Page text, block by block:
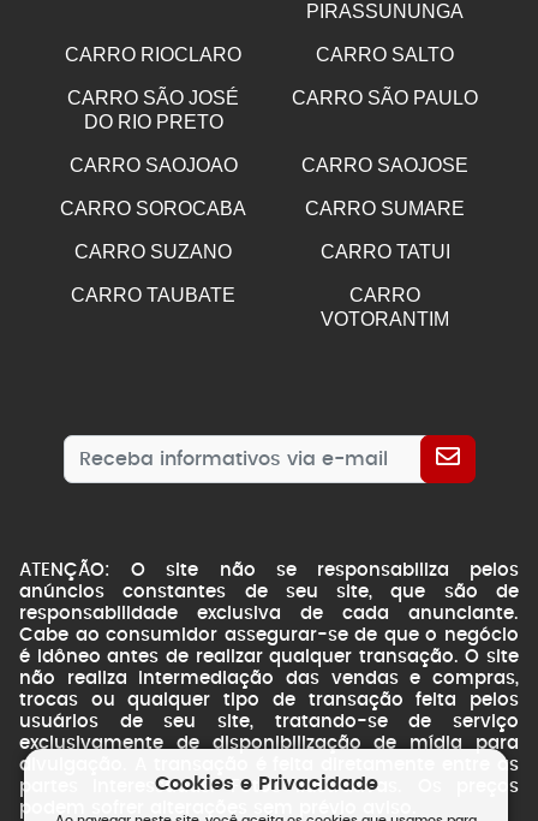
PIRASSUNUNGA
CARRO RIOCLARO CARRO SALTO
CARRO SÃO JOSÉ
DO RIO PRETO
CARRO SÃO PAULO
CARRO SAOJOAO CARRO SAOJOSE
CARRO SOROCABA CARRO SUMARE
CARRO SUZANO CARRO TATUI
CARRO TAUBATE
CARRO
VOTORANTIM
ATENÇÃO: O site não se responsabiliza pelos
anúncios constantes de seu site, que são de
responsabilidade exclusiva de cada anunciante.
Cabe ao consumidor assegurar-se de que o negócio
é idôneo antes de realizar qualquer transação. O site
não realiza intermediação das vendas e compras,
trocas ou qualquer tipo de transação feita pelos
usuários de seu site, tratando-se de serviço
exclusivamente de disponibilização de mídia para
divulgação. A transação é feita diretamente entre as
partes interessadas. Fotos ilustrativas. Os preços
podem sofrer alterações sem prévio aviso.
Cookies e Privacidade